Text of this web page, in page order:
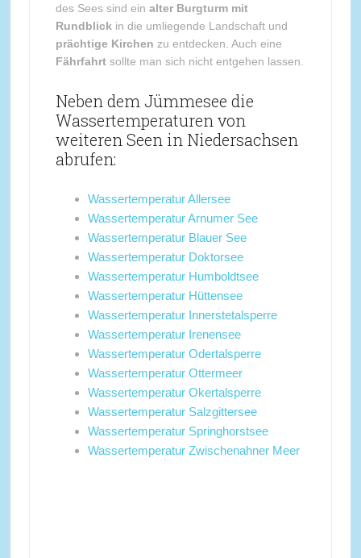
des Sees sind ein alter Burgturm mit
Rundblick in die umliegende Landschaft und
prächtige Kirchen zu entdecken. Auch eine
Fährfahrtsollte man sich nicht entgehen lassen.
Neben dem Jümmesee die
Wassertemperaturen von
weiteren Seen in Niedersachsen
abrufen:
Wassertemperatur Allersee
Wassertemperatur Arnumer See
Wassertemperatur Blauer See
Wassertemperatur Doktorsee
Wassertemperatur Humboldtsee
Wassertemperatur Hüttensee
Wassertemperatur Innerstetalsperre
Wassertemperatur Irenensee
Wassertemperatur Odertalsperre
Wassertemperatur Ottermeer
Wassertemperatur Okertalsperre
Wassertemperatur Salzgittersee
Wassertemperatur Springhorstsee
Wassertemperatur Zwischenahner Meer